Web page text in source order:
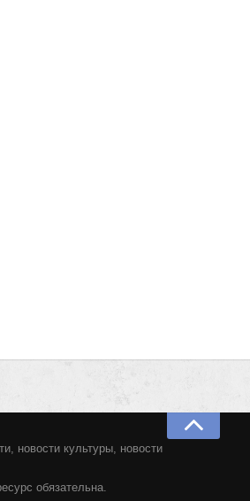
новости культуры, новости
обязательна.